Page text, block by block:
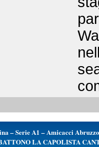
– Serie A1 – Amicacci
LA CAPOLISTA